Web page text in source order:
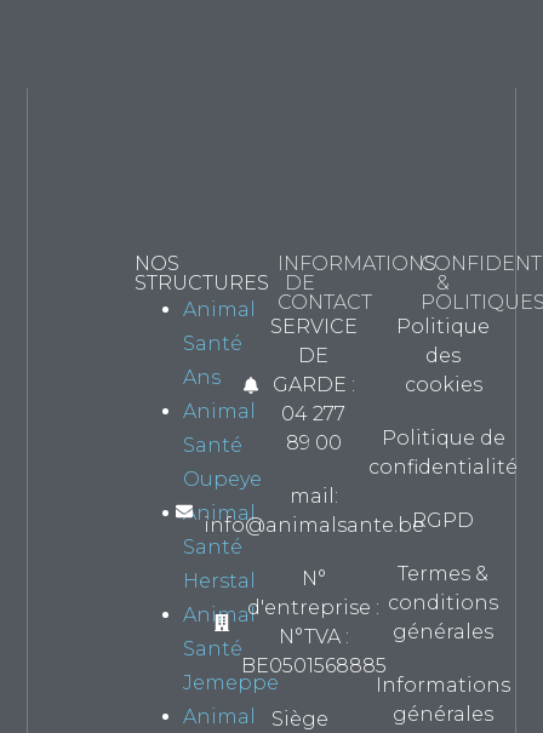
NOS
STRUCTURES
Animal
Santé
Ans
Animal
Santé
Oupeye
Animal
Santé
Herstal
Animal
Santé
Jemeppe
Animal
INFORMATIONS
DE
CONTACT
SERVICE
DE
GARDE :
04 277
89 00
mail:
info@animalsante.be
N°
d'entreprise :
N°TVA :
BE0501568885
Siège
&
Politique
des
cookies
Politique de
confidentialité
RGPD
Termes &
conditions
générales
Informations
générales